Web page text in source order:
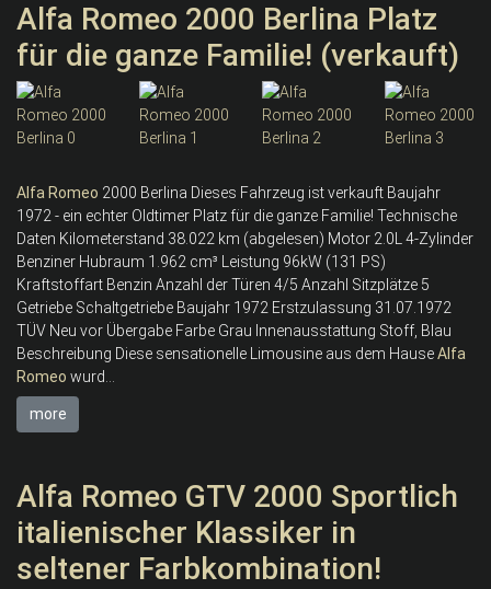
Alfa Romeo 2000 Berlina Platz
für die ganze Familie! (verkauft)
Alfa Romeo 2000 Berlina Dieses Fahrzeug ist verkauft Baujahr
1972 - ein echter Oldtimer Platz für die ganze Familie! Technische
Daten Kilometerstand 38.022 km (abgelesen) Motor 2.0L 4-Zylinder
Benziner Hubraum 1.962 cm³ Leistung 96kW (131 PS)
Kraftstoffart Benzin Anzahl der Türen 4/5 Anzahl Sitzplätze 5
Getriebe Schaltgetriebe Baujahr 1972 Erstzulassung 31.07.1972
TÜV Neu vor Übergabe Farbe Grau Innenausstattung Stoff, Blau
Beschreibung Diese sensationelle Limousine aus dem HauseAlfa
Romeo wurd...
more
Alfa Romeo GTV 2000 Sportlich
italienischer Klassiker in
seltener Farbkombination!